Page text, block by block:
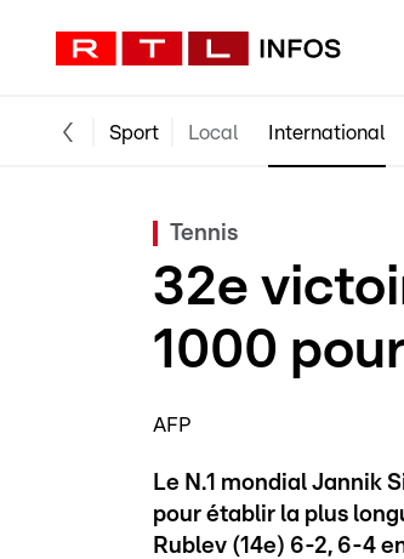
Sport Local International
Tennis
32e
1000
AFP
Le N.1 mondial Jannik
pour établir la plus
Rublev (14e) 6-2, 6-4